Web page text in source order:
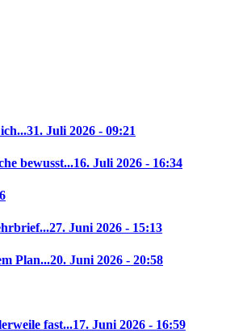
31. Juli 2026 - 09:21
bewusst...16. Juli 2026 - 16:34
27. Juni 2026 - 15:13
Plan...20. Juni 2026 - 20:58
fast...17. Juni 2026 - 16:59